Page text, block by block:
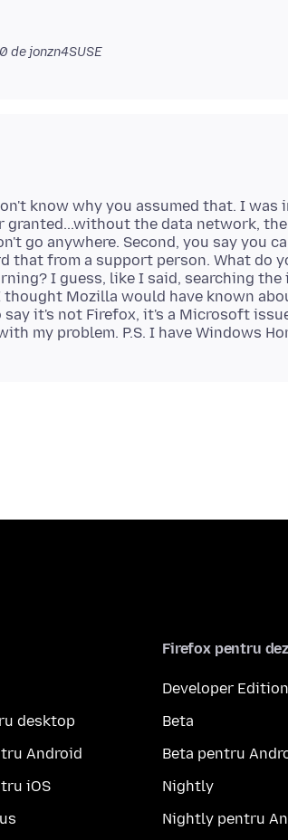
de jonzn4SUSE
know why you assumed that. I was
the data network,
go anywhere. Second, you say you
that from a support person. What do
I guess, like I said, searching
thought Mozilla would have known
it's not Firefox, it's a Microsoft
desktop
Android
iOS
Firefox pentru
Developer Edition
Beta
Beta pentru
Nightly
Nightly pentru